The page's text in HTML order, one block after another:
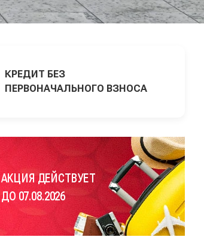
КРЕДИТ БЕЗ
ПЕРВОНАЧАЛЬНОГО ВЗНОСА
АКЦИЯ ДЕЙСТВУЕТ
ДО 07.08.2026